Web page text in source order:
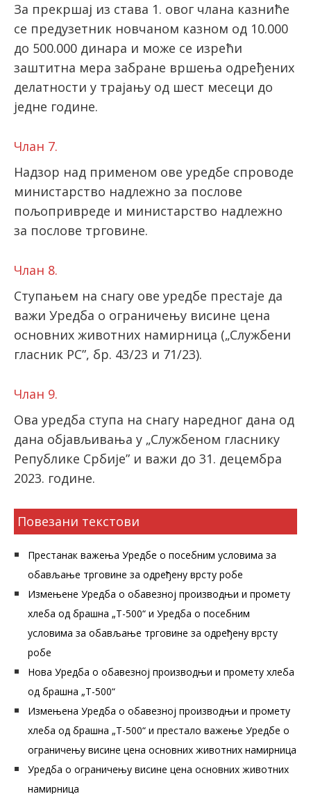
За прекршај из става 1. овог члана казниће
се предузетник новчаном казном од 10.000
до 500.000 динара и може се изрећи
заштитна мера забране вршења одређених
делатности у трајању од шест месеци до
једне године.
Члан 7.
Надзор над применом ове уредбе спроводе
министарство надлежно за послове
пољопривреде и министарство надлежно
за послове трговине.
Члан 8.
Ступањем на снагу ове уредбе престаје да
важи Уредба о ограничењу висине цена
основних животних намирница („Службени
гласник РС”, бр. 43/23 и 71/23).
Члан 9.
Ова уредба ступа на снагу наредног дана од
дана објављивања у „Службеном гласнику
Републике Србије” и важи до 31. децембра
2023. године.
Повезани текстови
Престанак важења Уредбе о посебним условима за
обављање трговине за одређену врсту робе
Измењене Уредба о обавезној производњи и промету
хлеба од брашна „Т-500“ и Уредба о посебним
условима за обављање трговине за одређену врсту
робе
Нова Уредба о обавезној производњи и промету хлеба
од брашна „Т-500“
Измењена Уредба о обавезној производњи и промету
хлеба од брашна „Т-500“ и престало важење Уредбе о
ограничењу висине цена основних животних намирница
Уредба о ограничењу висине цена основних животних
намирница